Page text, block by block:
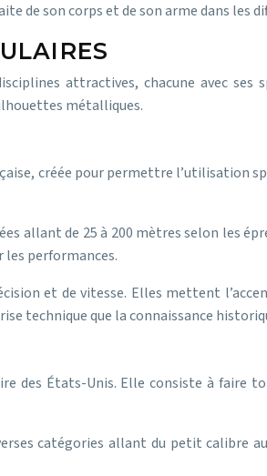
de son corps et de son arme dans les
attractives, chacune avec
métalliques.
créée pour permettre l’utilisation
allant de 25 à 200 mètres selon les
les performances.
et de vitesse. Elles mettent
technique que la connaissance
des États-Unis. Elle consiste à faire
catégories allant du petit calibre